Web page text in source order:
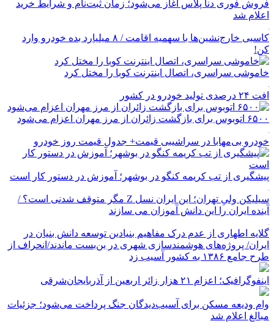
فروش فوری دنا پلاس آغاز می‌شود؛ زمان ثبت‌نام و شرایط خرید
اعلام شد
کاسبی خارج‌نشین‌ها با سهمیه اقامت / ۸ میلیارد بده خودرو وارد
کن!
خاموشی سراسری، اتصال اینترنت کوبا را مختل کرد
افت ۲۴ درصدی تولید خودرو در کشور
۶۵۰۰ اتوبوس برای بازگشت زائران از مرز مهران اعزام می‌شود
خودرو بی‌مهابا در سراشیبی قیمت+ جدول قیمت روز خودرو
پیشگیری از تب کریمه کنگو در بوشهر؛ آموزش در دستور کار است
سیلیکن ولیِ تهران؛ این ایران نسل Z مگر متوقف شدنی است؟ /
آینده ایران را این دانش آموزان می سازند
گلایه اطهاری از عدم درک مفاهیم بنیادین توسعه دانش بنیان در
ایران/ پروژه‌های هوشمندسازی شهری در بن‌بست ماندند/انحراف از
طرح جامع ۱۳۸۶ به کشور آسیب زد
اینفوگرافیک؛ اعزام ۲۱ هزار زائر اربعین از آذربایجان‌شرقی
وام ودیعه مسکن برای آسیب‌دیدگان جنگ پرداخت می‌شود؛ جزئیات
مبالغ اعلام شد